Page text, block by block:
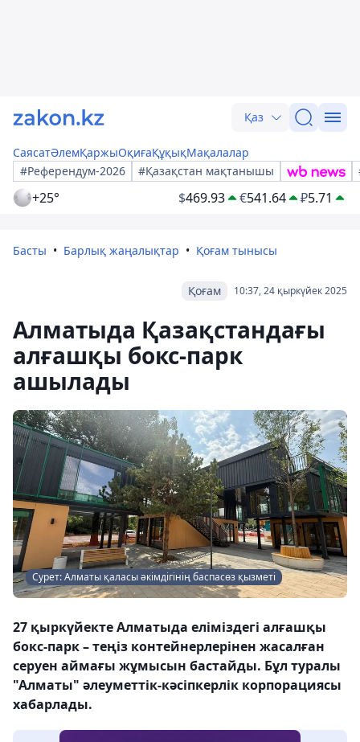
Қаз
СаясатӘлемҚаржыОқиғаҚұқықМақалалар
#Референдум-2026
#Қазақстан мақтанышы
+25° $469.93 €541.64 ₽5.71
Басты Барлық жаңалықтар Қоғам тынысы
10:37, 24 қыркүйек 2025
Қоғам
Алматыда Қазақстандағы
алғашқы бокс-парк
ашылады
Сурет: Алматы қаласы әкімдігінің баспасөз қызметі
27 қыркүйекте Алматыда еліміздегі алғашқы
бокс-парк – теңіз контейнерлерінен жасалған
серуен аймағы жұмысын бастайды. Бұл туралы
"Алматы" әлеуметтік-кәсіпкерлік корпорациясы
хабарлады.